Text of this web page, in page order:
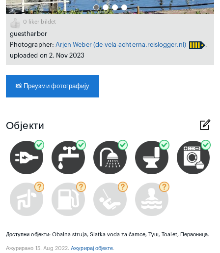
0 liker bildet
guestharbor
Photographer: Arjen Weber (de-vela-achterna.reislogger.nl)
,
uploaded on 2. Nov 2023
📸 Преузми фотографију
Објекти
Доступни објекти: Obalna struja, Slatka voda za čamce, Туш, Toalet, Пераоница.
Ажурирано 15. Aug 2022.Aжурирај објекте.